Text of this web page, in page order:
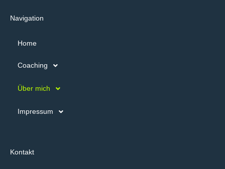
Navigation
Home
Coaching
Über mich
Impressum
Kontakt